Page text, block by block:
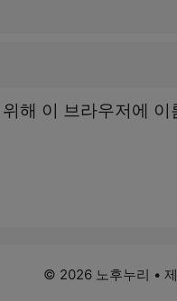
해 이 브라우저에
© 2026 노후누리 •